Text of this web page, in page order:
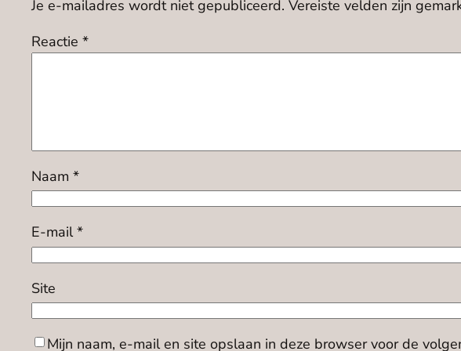
Je e-mailadres wordt niet gepubliceerd. Vereiste velden zijn
Reactie *
Naam *
E-mail*
Site
Mijn naam, e-mail en site opslaan in deze browser voor de